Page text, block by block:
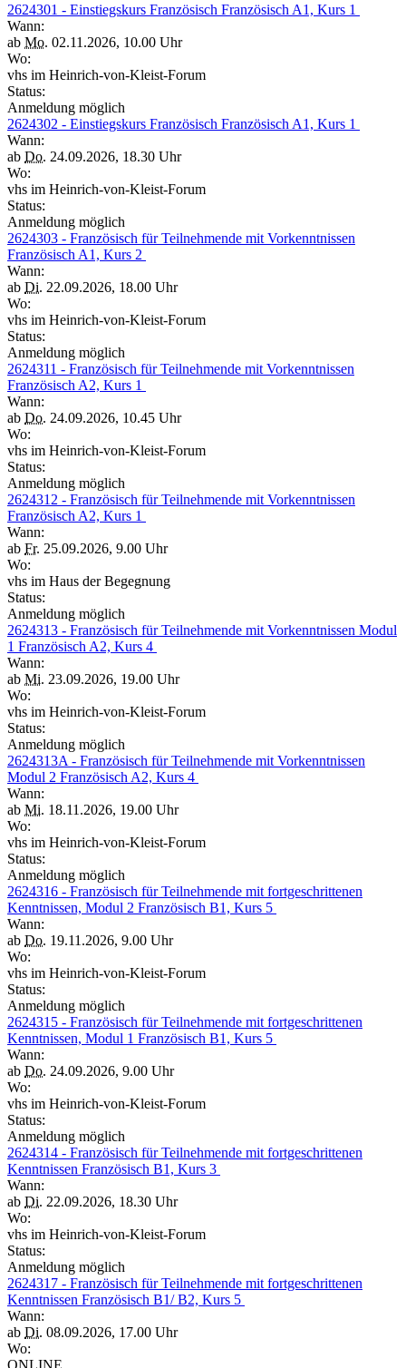
2624301 - Einstiegskurs Französisch Französisch A1, Kurs 1
Wann:
ab Mo. 02.11.2026, 10.00 Uhr
Wo:
vhs im Heinrich-von-Kleist-Forum
Status:
Anmeldung möglich
2624302 - Einstiegskurs Französisch Französisch A1, Kurs 1
Wann:
ab Do. 24.09.2026, 18.30 Uhr
Wo:
vhs im Heinrich-von-Kleist-Forum
Status:
Anmeldung möglich
2624303 - Französisch für Teilnehmende mit Vorkenntnissen
Französisch A1, Kurs 2
Wann:
ab Di. 22.09.2026, 18.00 Uhr
Wo:
vhs im Heinrich-von-Kleist-Forum
Status:
Anmeldung möglich
2624311 - Französisch für Teilnehmende mit Vorkenntnissen
Französisch A2, Kurs 1
Wann:
ab Do. 24.09.2026, 10.45 Uhr
Wo:
vhs im Heinrich-von-Kleist-Forum
Status:
Anmeldung möglich
2624312 - Französisch für Teilnehmende mit Vorkenntnissen
Französisch A2, Kurs 1
Wann:
ab Fr. 25.09.2026, 9.00 Uhr
Wo:
vhs im Haus der Begegnung
Status:
Anmeldung möglich
2624313 - Französisch für Teilnehmende mit Vorkenntnissen Modul
1 Französisch A2, Kurs 4
Wann:
ab Mi. 23.09.2026, 19.00 Uhr
Wo:
vhs im Heinrich-von-Kleist-Forum
Status:
Anmeldung möglich
2624313A - Französisch für Teilnehmende mit Vorkenntnissen
Modul 2 Französisch A2, Kurs 4
Wann:
ab Mi. 18.11.2026, 19.00 Uhr
Wo:
vhs im Heinrich-von-Kleist-Forum
Status:
Anmeldung möglich
2624316 - Französisch für Teilnehmende mit fortgeschrittenen
Kenntnissen, Modul 2 Französisch B1, Kurs 5
Wann:
ab Do. 19.11.2026, 9.00 Uhr
Wo:
vhs im Heinrich-von-Kleist-Forum
Status:
Anmeldung möglich
2624315 - Französisch für Teilnehmende mit fortgeschrittenen
Kenntnissen, Modul 1 Französisch B1, Kurs 5
Wann:
ab Do. 24.09.2026, 9.00 Uhr
Wo:
vhs im Heinrich-von-Kleist-Forum
Status:
Anmeldung möglich
2624314 - Französisch für Teilnehmende mit fortgeschrittenen
Kenntnissen Französisch B1, Kurs 3
Wann:
ab Di. 22.09.2026, 18.30 Uhr
Wo:
vhs im Heinrich-von-Kleist-Forum
Status:
Anmeldung möglich
2624317 - Französisch für Teilnehmende mit fortgeschrittenen
Kenntnissen Französisch B1/ B2, Kurs 5
Wann:
ab Di. 08.09.2026, 17.00 Uhr
Wo:
ONLINE